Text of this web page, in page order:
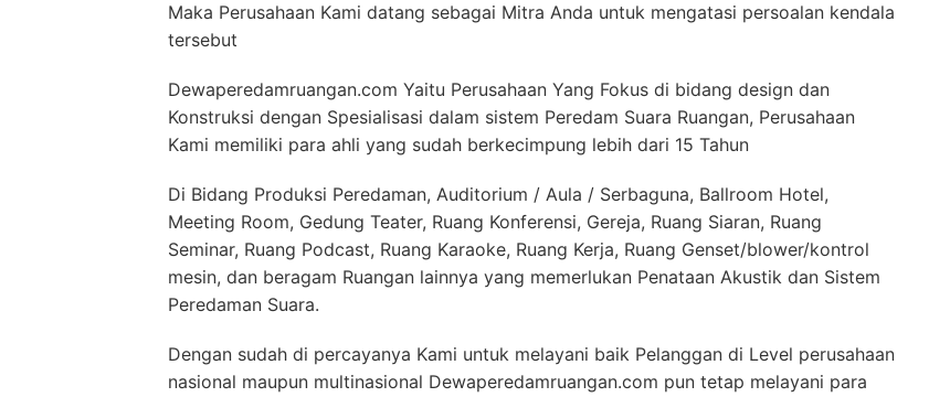
Maka Perusahaan Kami datang sebagai Mitra Anda untuk mengatasi persoalan kendala
tersebut
Dewaperedamruangan.com Yaitu Perusahaan Yang Fokus di bidang design dan
Konstruksi dengan Spesialisasi dalam sistem Peredam Suara Ruangan, Perusahaan
Kami memiliki para ahli yang sudah berkecimpung lebih dari 15 Tahun
Di Bidang Produksi Peredaman, Auditorium / Aula / Serbaguna, Ballroom Hotel,
Meeting Room, Gedung Teater, Ruang Konferensi, Gereja, Ruang Siaran, Ruang
Seminar, Ruang Podcast, Ruang Karaoke, Ruang Kerja, Ruang Genset/blower/kontrol
mesin, dan beragam Ruangan lainnya yang memerlukan Penataan Akustik dan Sistem
Peredaman Suara.
Dengan sudah di percayanya Kami untuk melayani baik Pelanggan di Level perusahaan
nasional maupun multinasional Dewaperedamruangan.com pun tetap melayani para